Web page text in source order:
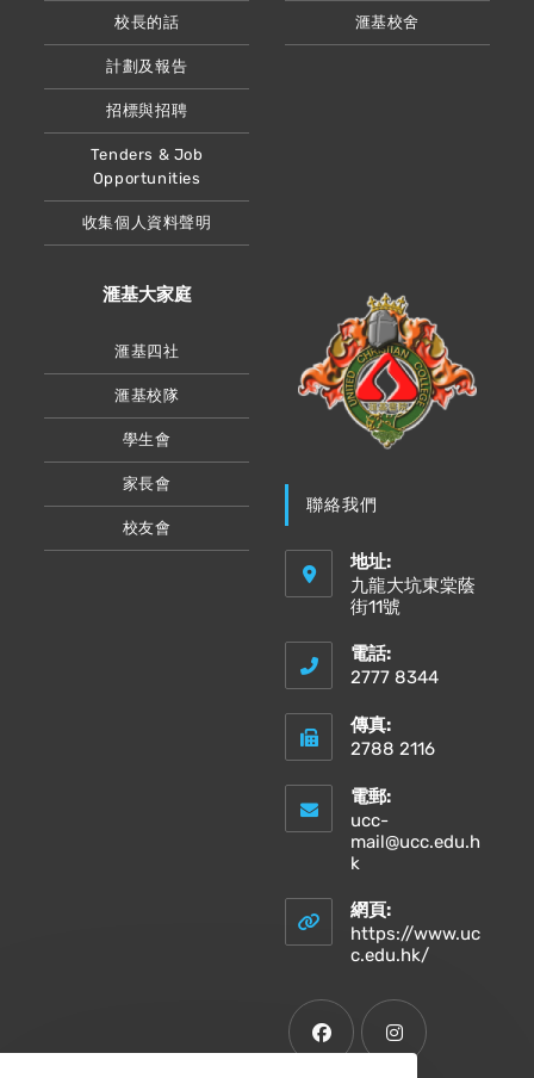
校長的話
計劃及報告
招標與招聘
Tenders & Job
Opportunities
收集個人資料聲明
滙基校舍
滙基大家庭
滙基四社
滙基校隊
學生會
家長會
校友會
聯絡我們
地址:
九龍大坑東棠蔭
街11號
電話:
2777 8344
傳真:
2788 2116
電郵:
ucc-
mail@ucc.edu.h
k
your
application
網頁:
https://www.uc
c.edu.hk/Opens